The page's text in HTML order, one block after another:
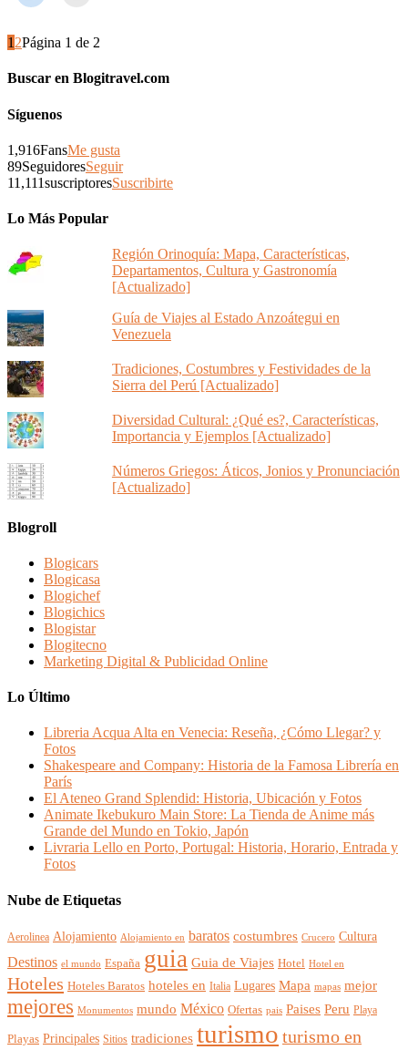
1 2Página 1 de 2
Buscar en Blogitravel.com
Síguenos
1,916FansMe gusta
89SeguidoresSeguir
11,111suscriptoresSuscribirte
Lo Más Popular
Región Orinoquía: Mapa, Características,
Departamentos, Cultura y Gastronomía
[Actualizado]
Guía de Viajes al Estado Anzoátegui en
Venezuela
Tradiciones, Costumbres y Festividades de la
Sierra del Perú [Actualizado]
Diversidad Cultural: ¿Qué es?, Características,
Importancia y Ejemplos [Actualizado]
Números Griegos: Áticos, Jonios y Pronunciación
[Actualizado]
Blogroll
Blogicars
Blogicasa
Blogichef
Blogichics
Blogistar
Blogitecno
Marketing Digital & Publicidad Online
Lo Último
Libreria Acqua Alta en Venecia: Reseña, ¿Cómo Llegar? y
Fotos
Shakespeare and Company: Historia de la Famosa Librería en
París
El Ateneo Grand Splendid: Historia, Ubicación y Fotos
Animate Ikebukuro Main Store: La Tienda de Anime más
Grande del Mundo en Tokio, Japón
Livraria Lello en Porto, Portugal: Historia, Horario, Entrada y
Fotos
Nube de Etiquetas
Aerolinea Alojamiento Alojamiento en baratos costumbres Crucero Cultura
Destinos el mundo España guia Guia de Viajes Hotel Hotel en
Hoteles Hoteles Baratos hoteles en Italia Lugares Mapa mapas mejor
mejores Monumentos mundo México Ofertas pais Paises Peru Playa
Playas Principales Sitios tradiciones turismo turismo en